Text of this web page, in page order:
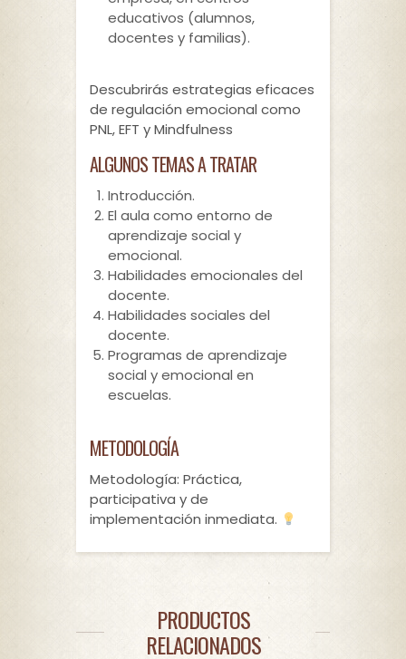
educativos (alumnos,
docentes y familias).
Descubrirás estrategias eficaces
de regulación emocional como
PNL, EFT y Mindfulness
ALGUNOS TEMAS A TRATAR
Introducción.
El aula como entorno de
aprendizaje social y
emocional.
Habilidades emocionales del
docente.
Habilidades sociales del
docente.
Programas de aprendizaje
social y emocional en
escuelas.
METODOLOGÍA
Metodología: Práctica,
participativa y de
implementación inmediata.
PRODUCTOS
RELACIONADOS